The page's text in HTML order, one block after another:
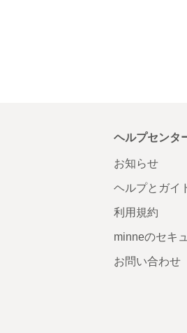
ヘルプセンタ
お知らせ
ヘルプとガイ
利用規約
minneのセキ
お問い合わせ